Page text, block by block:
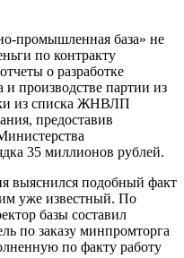
промышленная база» не
по контракту
о разработке
и производстве партии из
из списка ЖНВЛП
предоставив
35 миллионов рублей.
выяснился подобный факт
уже известный. По
базы составил
по заказу минпромторга
по факту работу